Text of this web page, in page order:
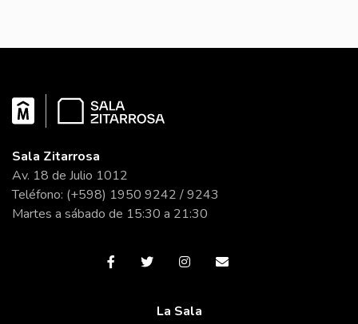
Sala Zitarrosa
Av. 18 de Julio 1012
Teléfono: (+598) 1950 9242 / 9243
Martes a sábado de 15:30 a 21:30
La Sala